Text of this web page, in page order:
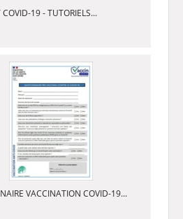
19 - TUTORIELS...
VACCINATION COVID-19...